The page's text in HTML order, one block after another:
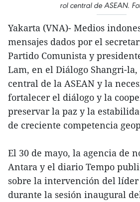
rol central de ASEAN.
Yakarta (VNA)- Medios
mensajes dados por el
Partido Comunista y
Lam, en el Diálogo Shangri-
central de la ASEAN y la
fortalecer el diálogo y la
preservar la paz y la
de creciente competencia
El 30 de mayo, la agencia de
Antara y el diario Tempo
sobre la intervención del
durante la sesión inaugural